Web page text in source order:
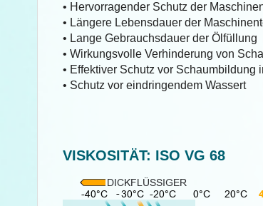
• Hervorragender Schutz der
• Längere Lebensdauer der
• Lange Gebrauchsdauer der Ölfüllung
• Wirkungsvolle Verhinderung von
• Effektiver Schutz vor Schaumbildung
• Schutz vor eindringendem Wassert
VISKOSITÄT: ISO VG 68